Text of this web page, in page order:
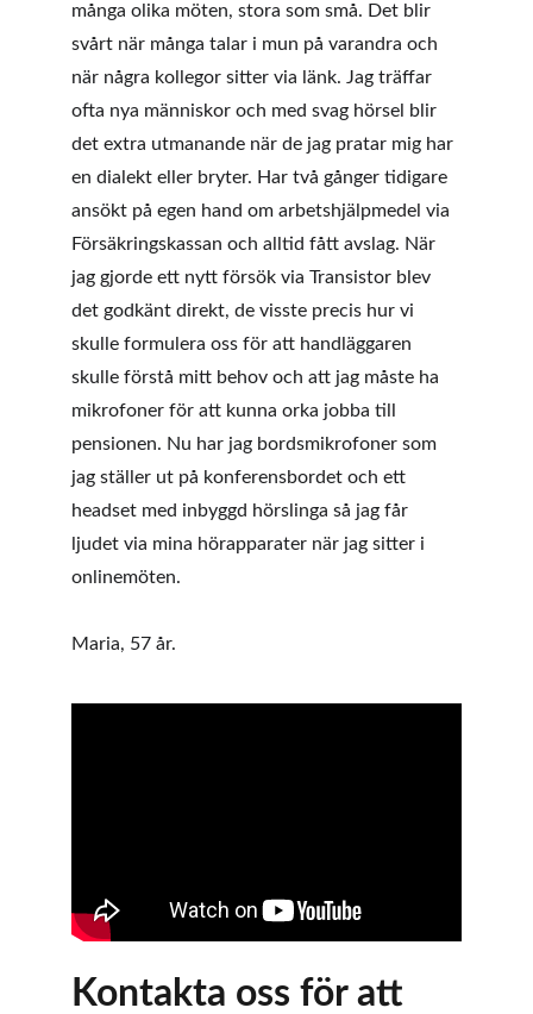
många olika möten, stora som små. Det blir
svårt när många talar i mun på varandra och
när några kollegor sitter via länk. Jag träffar
ofta nya människor och med svag hörsel blir
det extra utmanande när de jag pratar mig har
en dialekt eller bryter. Har två gånger tidigare
ansökt på egen hand om arbetshjälpmedel via
Försäkringskassan och alltid fått avslag. När
jag gjorde ett nytt försök via Transistor blev
det godkänt direkt, de visste precis hur vi
skulle formulera oss för att handläggaren
skulle förstå mitt behov och att jag måste ha
mikrofoner för att kunna orka jobba till
pensionen. Nu har jag bordsmikrofoner som
jag ställer ut på konferensbordet och ett
headset med inbyggd hörslinga så jag får
ljudet via mina hörapparater när jag sitter i
onlinemöten.
Maria, 57 år.
Kontakta oss för att